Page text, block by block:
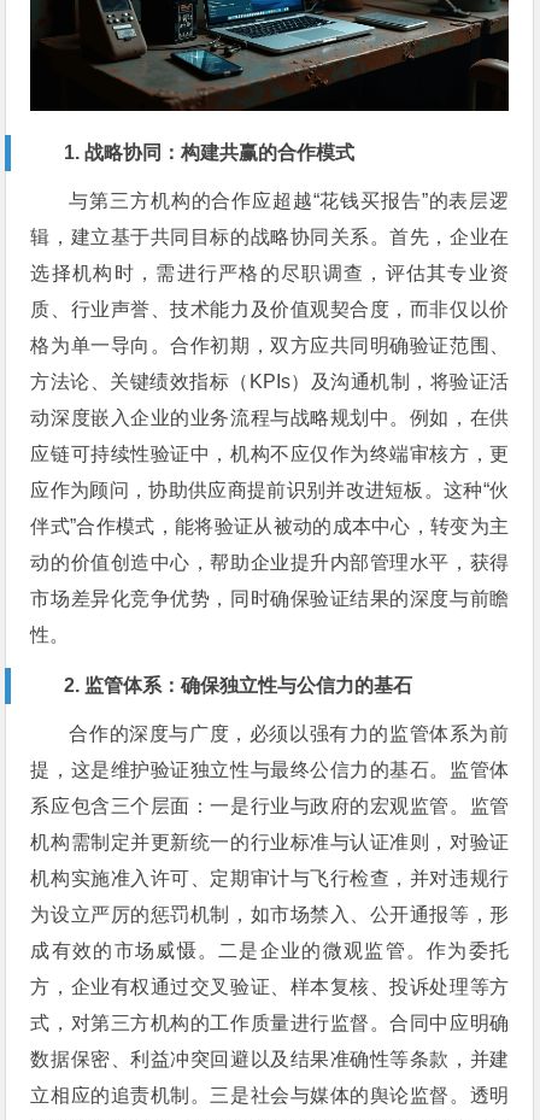
1. 战略协同：构建共赢的合作模式
与第三方机构的合作应超越“花钱买报告”的表层逻
辑，建立基于共同目标的战略协同关系。首先，企业在
选择机构时，需进行严格的尽职调查，评估其专业资
质、行业声誉、技术能力及价值观契合度，而非仅以价
格为单一导向。合作初期，双方应共同明确验证范围、
方法论、关键绩效指标（KPIs）及沟通机制，将验证活
动深度嵌入企业的业务流程与战略规划中。例如，在供
应链可持续性验证中，机构不应仅作为终端审核方，更
应作为顾问，协助供应商提前识别并改进短板。这种“伙
伴式”合作模式，能将验证从被动的成本中心，转变为主
动的价值创造中心，帮助企业提升内部管理水平，获得
市场差异化竞争优势，同时确保验证结果的深度与前瞻
性。
2. 监管体系：确保独立性与公信力的基石
合作的深度与广度，必须以强有力的监管体系为前
提，这是维护验证独立性与最终公信力的基石。监管体
系应包含三个层面：一是行业与政府的宏观监管。监管
机构需制定并更新统一的行业标准与认证准则，对验证
机构实施准入许可、定期审计与飞行检查，并对违规行
为设立严厉的惩罚机制，如市场禁入、公开通报等，形
成有效的市场威慑。二是企业的微观监管。作为委托
方，企业有权通过交叉验证、样本复核、投诉处理等方
式，对第三方机构的工作质量进行监督。合同中应明确
数据保密、利益冲突回避以及结果准确性等条款，并建
立相应的追责机制。三是社会与媒体的舆论监督。透明